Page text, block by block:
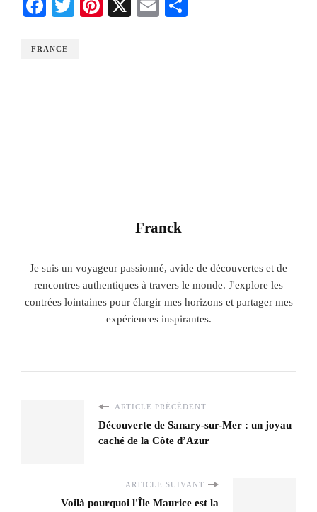
Facebook
TwitterPinterest
X Email
FRANCE
Franck
Je suis un voyageur passionné, avide de découvertes et de
rencontres authentiques à travers le monde. J'explore les
contrées lointaines pour élargir mes horizons et partager mes
expériences inspirantes.
ARTICLE PRÉCÉDENT
Découverte de Sanary-sur-Mer : un joyau
caché de la Côte d’Azur
ARTICLE SUIVANT
Voilà pourquoi l'Île Maurice est la